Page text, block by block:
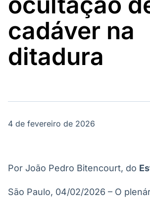
Agro
Tudo sobre o
agronegócio
O setor de
no Brasil
cadáver na
ditadura
4 de fevereiro de 2026
Por João Pedro Bitencourt, do
São Paulo, 04/02/2026 – O